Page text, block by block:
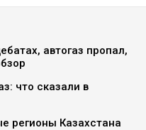
автогаз пропал,
что сказали в
регионы Казахстана